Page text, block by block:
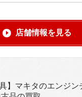
店舗情報を見る
】マキタのエンジン